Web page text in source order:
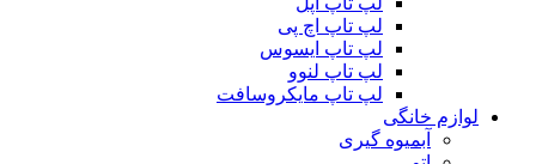
لپ تاپ اچ پی
لپ تاپ ایسوس
لپ تاپ لنوو
لپ تاپ مایکروسافت
لوازم خانگی
آبمیوه گیری